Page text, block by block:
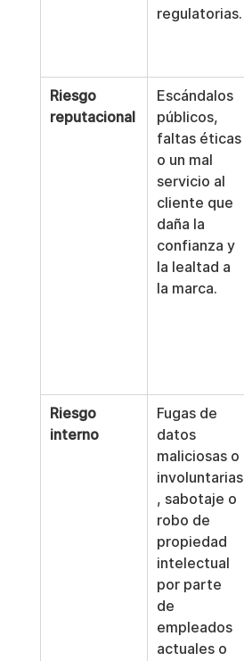
regulatorias.
Riesgo
reputacional
Escándalos
públicos,
faltas éticas
o un mal
servicio al
cliente que
daña la
confianza y
la lealtad a
la marca.
Riesgo
interno
Fugas de
datos
maliciosas o
involuntarias
, sabotaje o
robo de
propiedad
intelectual
por parte
de
empleados
actuales o